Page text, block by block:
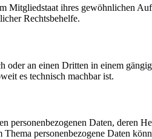
Mitgliedstaat ihres gewöhnlichen
Rechtsbehelfe.
an einen Dritten in einem
es technisch machbar ist.
personenbezogenen Daten, deren
personenbezogene Daten